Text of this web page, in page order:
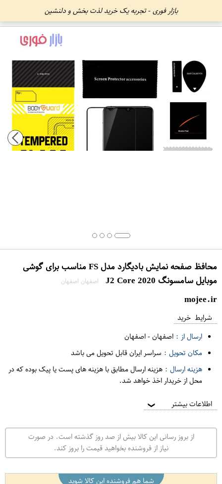
بازار فوری - تجربه یک خرید لذت بخش و دلنشین
محافظ صفحه نمایش بادیگارد مدل FS مناسب برای گوشی
موبایل سامسونگ J2 Core 2020
اصفهان اصفهان
mojee.ir
شرایط خرید
ارسال از : اصفهان-اصفهان
مکان تحویل : سراسر ایران قابل تحویل می باشد
هزینه ارسال : هزینه ارسال مطابق با هزینه های پست یا پیک بوده که در
محل از خریدار اخذ خواهد شد.
اطلاعات بیشتر ❯
از بروز رسانی این کالا بیش از صد روز گذشته است. در صورت
نیاز از فروشنده بخواهید قیمت را بروز کند.
شما هم فروشنده این کالا شوید